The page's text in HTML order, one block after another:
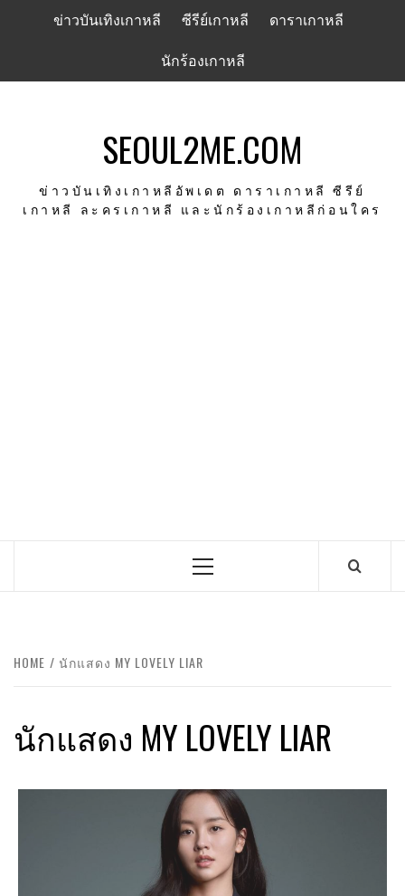
ข่าวบันเทิงเกาหลี ซีรีย์เกาหลี ดาราเกาหลี
นักร้องเกาหลี
SEOUL2ME.COM
ข่าวบันเทิงเกาหลีอัพเดต ดาราเกาหลี ซีรีย์
เกาหลี ละครเกาหลี และนักร้องเกาหลีก่อนใคร
Primary
HOME นักแสดง MY LOVELY LIAR
นักแสดง MY LOVELY LIAR